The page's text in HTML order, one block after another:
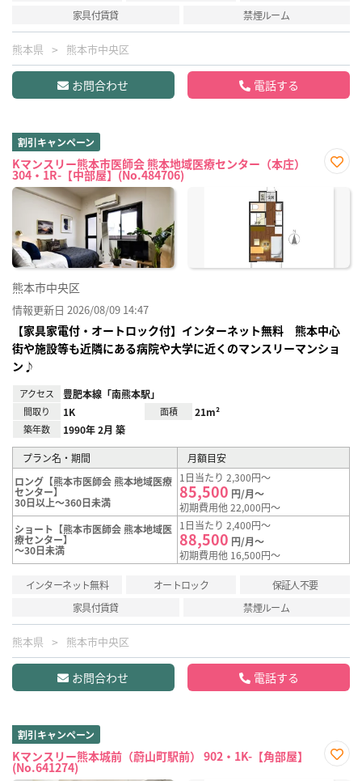
家具付賃貸
禁煙ルーム
熊本県 熊本市中央区
お問合わせ 電話する
割引キャンペーン
Kマンスリー熊本市医師会 熊本地域医療センター（本庄）
304・1R-【中部屋】(No.484706)
に入
熊本市中央区
情報更新日 2026/08/09 14:47
【家具家電付・オートロック付】インターネット無料 熊本中心
街や施設等も近隣にある病院や大学に近くのマンスリーマンショ
ン♪
アクセス 豊肥本線「南熊本駅」
間取り 1K 面積 21m²
築年数 1990年 2月 築
プラン名・期間
月額目安
ロング【熊本市医師会 熊本地域医療
センター】
30日以上～360日未満
1日当たり 2,300円～
85,500 円/月～
初期費用他 22,000円～
ショート【熊本市医師会 熊本地域医
療センター】
～30日未満
1日当たり 2,400円～
88,500 円/月～
初期費用他 16,500円～
インターネット無料 オートロック
保証人不要
家具付賃貸
禁煙ルーム
熊本県 熊本市中央区
お問合わせ 電話する
割引キャンペーン
Kマンスリー熊本城前（蔚山町駅前） 902・1K-【角部屋】
(No.641274)